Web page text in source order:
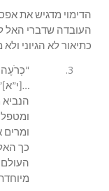
הדימוי מדגיש את
העובדה שדברי האל
כתיאור לא הגיוני
כך